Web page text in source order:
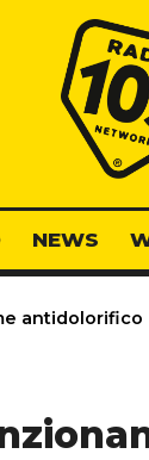
NEWS
antidolorifico